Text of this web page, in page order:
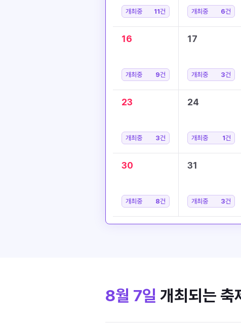
개최중 11건 개최중 6건
16
개최중 9건
17
개최중 3건
23
개최중 3건
24
개최중 1건
30
개최중 8건
31
개최중 3건
8월 7일 개최되는 축